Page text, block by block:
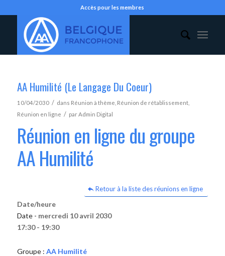
Accès pour les membres
AA Humilité (Le Langage Du Coeur)
10/04/2030 / dans Réunion à thème Réunion de rétablissement,
Réunion en ligne / parAdmin Digital
Réunion en ligne du groupe
AA Humilité
Retour à la liste des réunions en ligne
Date/heure
Date - mercredi 10 avril 2030
17:30 - 19:30
Groupe : AA Humilité